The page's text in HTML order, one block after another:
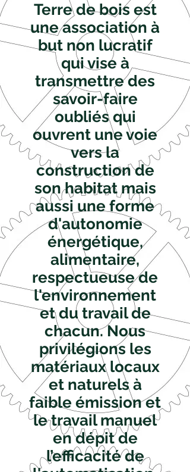
Terre de bois est
une association à
but non lucratif
qui vise à
transmettre des
savoir-faire
oubliés qui
ouvrent une voie
vers la
construction de
son habitat mais
aussi une forme
d'autonomie
énergétique,
alimentaire,
respectueuse de
l'environnement
et du travail de
chacun. Nous
privilégions les
matériaux locaux
et naturels à
faible émission et
le travail manuel
en dépit de
l’efficacité de